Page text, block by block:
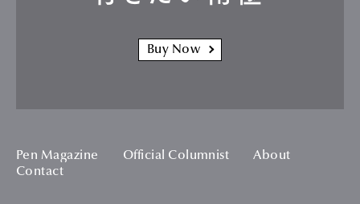
Buy Now
Pen Magazine Official Columnist
About
Contact